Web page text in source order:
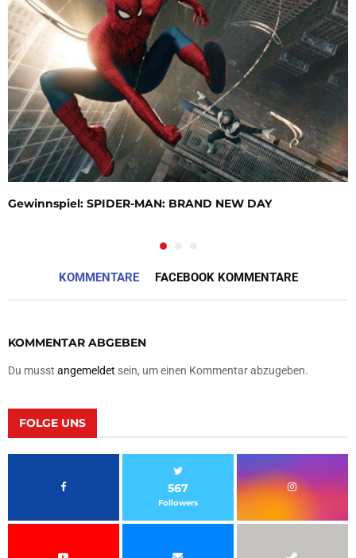
Gewinnspiel: SPIDER-MAN: BRAND NEW DAY
KOMMENTARE FACEBOOK KOMMENTARE
KOMMENTAR ABGEBEN
Du musst angemeldet sein, um einen Kommentar abzugeben.
FOLGE UNS
567
Followers